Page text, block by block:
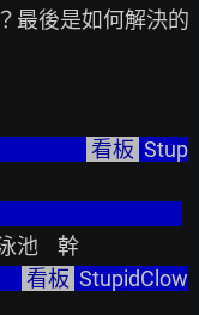
最後是如何解決的
看板 Stup
游泳阿..
看板 StupidClow